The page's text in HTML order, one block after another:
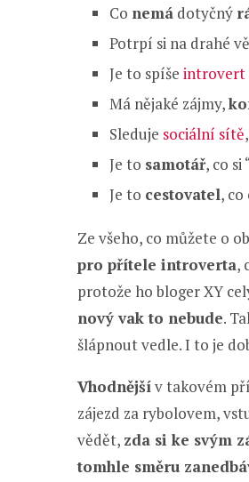
Co nemá dotyčný
Potrpí si na drahé
Je to spíše introvert
Má nějaké zájmy,
Sleduje sociální sítě
Je to samotář, co si
Je to cestovatel, co
Ze všeho, co můžete o
pro přítele introverta,
protože ho bloger XY
nový vak to nebude.
šlápnout vedle. I to je
Vhodnějšív takovém
zájezd za rybolovem,
vědět, zda si ke svým
tomhle směru